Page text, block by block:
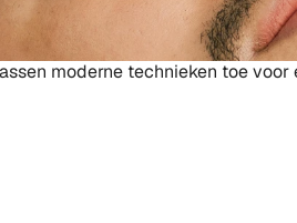
moderne technieken toe